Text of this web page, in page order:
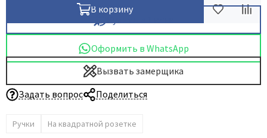
Dircode
El Porta
Fimet
В корзину
Оформить в WhatsApp
Вызвать замерщика
Задать вопрос
Поделиться
Ручки На квадратной розетке